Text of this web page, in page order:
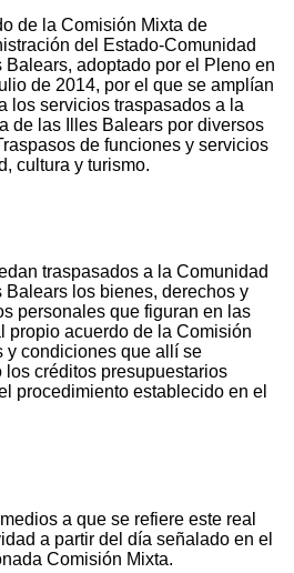
de la Comisión Mixta de
del Estado-Comunidad
adoptado por el Pleno en
de 2014, por el que se amplían
los servicios traspasados a la
de las Illes Balears por diversos
de funciones y servicios
cultura y turismo.
traspasados a la Comunidad
los bienes, derechos y
personales que figuran en las
propio acuerdo de la Comisión
y condiciones que allí se
créditos presupuestarios
procedimiento establecido en el
a que se refiere este real
a partir del día señalado en el
Comisión Mixta.